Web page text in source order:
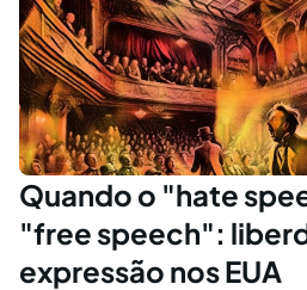
Quando o "hate
"free speech":
expressão nos EUA